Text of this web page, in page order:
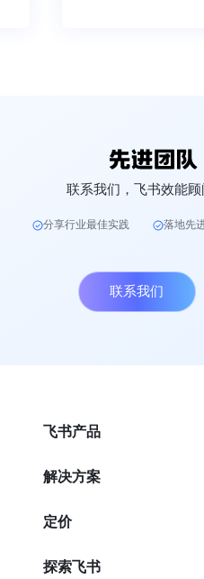
联系我们，飞书效能
分享行业最佳实践 落地先
联系我们
飞书产品
解决方案
定价
探索飞书